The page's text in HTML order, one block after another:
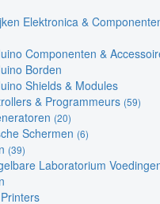
Elektronica &
Componenten &
Borden
Shields & Modules
& Programmeurs (59)
(20)
Schermen (6)
(39)
Laboratorium